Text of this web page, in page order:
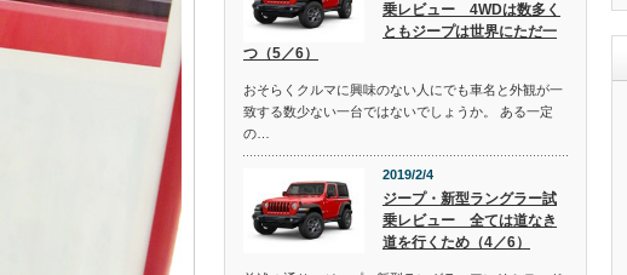
乗レビュー 4WDは数多く
ともジープは世界にただ一
つ（5／6）
おそらくクルマに興味のない人にでも車名と外観が一
致する数少ない一台ではないでしょうか。 ある一定
の…
2019/2/4
ジープ・新型ラングラー試
乗レビュー 全ては道なき
道を行くため（4／6）